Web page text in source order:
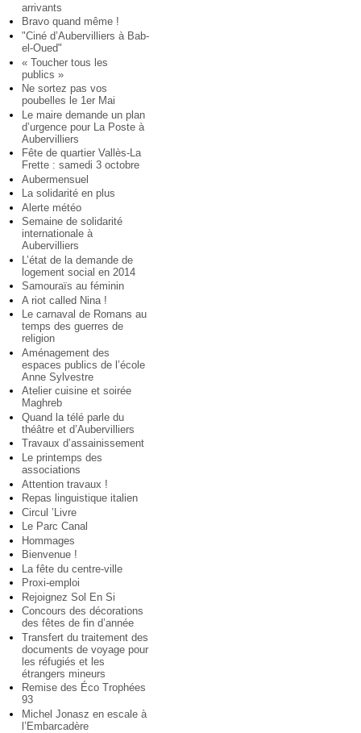
arrivants
Bravo quand même !
"Ciné d’Aubervilliers à Bab-
el-Oued"
« Toucher tous les
publics »
Ne sortez pas vos
poubelles le 1er Mai
Le maire demande un plan
d’urgence pour La Poste à
Aubervilliers
Fête de quartier Vallès-La
Frette : samedi 3 octobre
Aubermensuel
La solidarité en plus
Alerte météo
Semaine de solidarité
internationale à
Aubervilliers
L’état de la demande de
logement social en 2014
Samouraïs au féminin
A riot called Nina !
Le carnaval de Romans au
temps des guerres de
religion
Aménagement des
espaces publics de l’école
Anne Sylvestre
Atelier cuisine et soirée
Maghreb
Quand la télé parle du
théâtre et d’Aubervilliers
Travaux d’assainissement
Le printemps des
associations
Attention travaux !
Repas linguistique italien
Circul ’Livre
Le Parc Canal
Hommages
Bienvenue !
La fête du centre-ville
Proxi-emploi
Rejoignez Sol En Si
Concours des décorations
des fêtes de fin d’année
Transfert du traitement des
documents de voyage pour
les réfugiés et les
étrangers mineurs
Remise des Éco Trophées
93
Michel Jonasz en escale à
l’Embarcadère